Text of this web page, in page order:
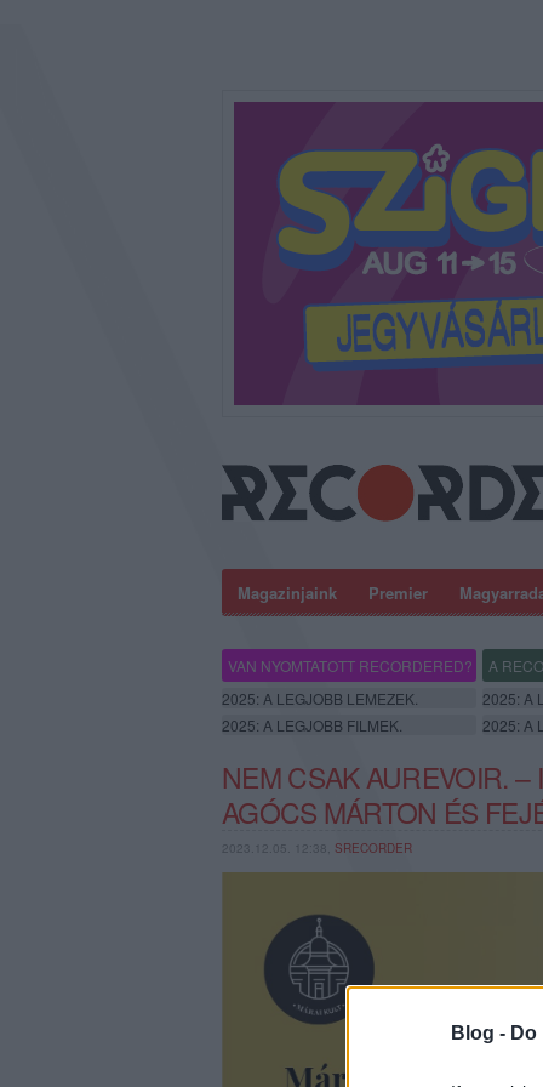
Blog -
Magazinjaink Premier
VAN NYOMTATOTT RECORDERED? A
2025: A LEGJOBB LEMEZEK.
2025: A
2025: A LEGJOBB FILMEK.
2025: A
NEM CSAK AUREVOIR.
AGÓCS MÁRTON ÉS
2023.12.05. 12:38, SRECORDER